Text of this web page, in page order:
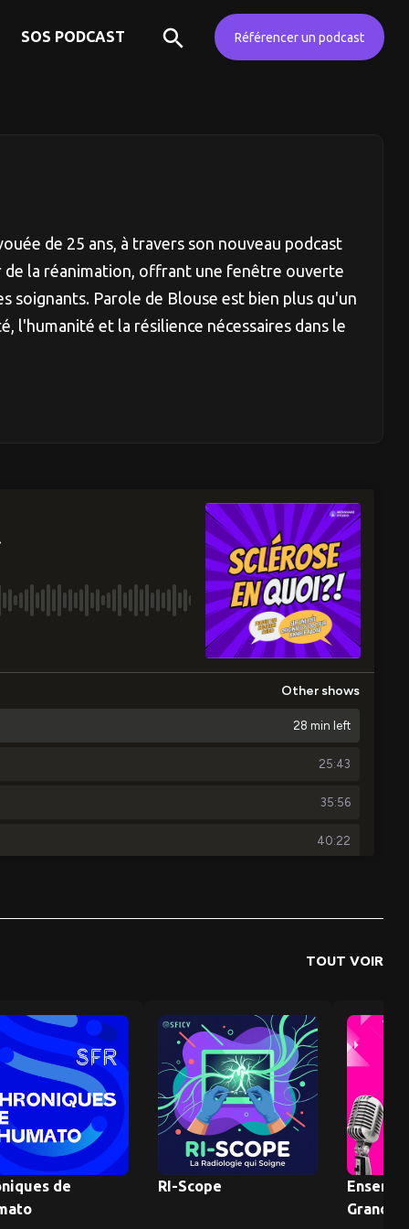
Référencer un podcast
SOS PODCAST
de 25 ans, à travers son nouveau podcast
de la réanimation, offrant une fenêtre ouverte
soignants. Parole de Blouse est bien plus qu'un
l'humanité et la résilience nécessaires dans le
TOUT VOIR
de
RI-Scope
Grandir